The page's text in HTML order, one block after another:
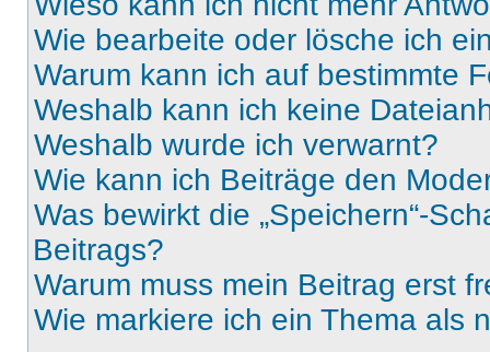
Wie bearbeite oder lösche ich
Warum kann ich auf bestimmte
Weshalb kann ich keine
Weshalb wurde ich verwarnt?
Wie kann ich Beiträge den
Was bewirkt die „Speichern“-
Beitrags?
Warum muss mein Beitrag erst
Wie markiere ich ein Thema als